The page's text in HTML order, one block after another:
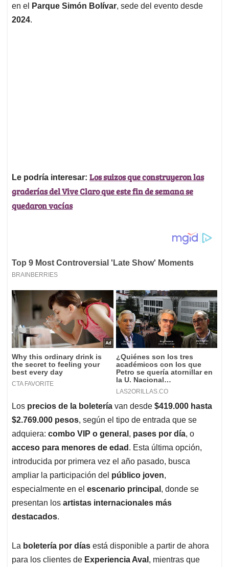
en el
Parque Simón Bolívar, sede del evento desde
2024.
Le podría interesar: Los suizos que construyeron las
graderías del Vive Claro que este fin de semana se
quedaron vacías
Los precios de la boletería van desde $419.000 hasta
$2.769.000 pesos, según el tipo de entrada que se
adquiera: combo VIP o general , pases por día, o
acceso para menores de edad . Esta última opción,
introducida por primera vez el año pasado, busca
ampliar la participación del público joven,
especialmente en el escenario principal , donde se
presentan los artistas internacionales más
destacados.
La boletería por días está disponible a partir de ahora
para los clientes de Experiencia Aval , mientras que